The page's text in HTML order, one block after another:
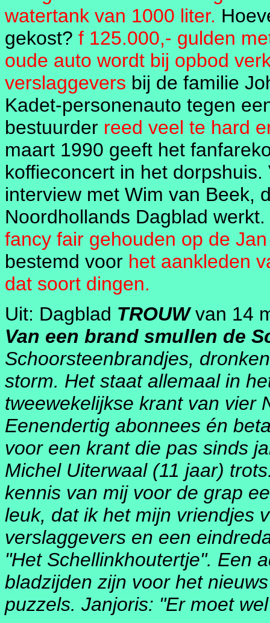
watertank van 1000 liter.
gekost? f 125.000,- gulden
oude auto wordt bij opbod
verslaggevers bij de familie
Kadet-personenauto tegen
bestuurder reed veel te hard
maart 1990 geeft het
koffieconcert in het
interview met Wim van Beek,
Noordhollands Dagblad werkt.
fancy fair gehouden op de
bestemd voor het aankleden
dat soort dingen.
Uit: Dagblad TROUWvan 14
Van een brand smullen de
Schoorsteenbrandjes,
storm. Het staat allemaal in
tweewekelijkse krant van vier
Eenendertig abonnees én
voor een krant die pas sinds
Michel Uiterwaal (11 jaar)
kennis van mij voor de grap
leuk, dat ik het mijn vriendjes
verslaggevers en een
"Het Schellinkhoutertje". Een
bladzijden zijn voor het
puzzels. Janjoris: "Er moet